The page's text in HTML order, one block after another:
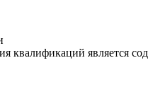
квалификаций является